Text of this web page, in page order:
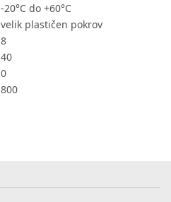
-20°C do +60°C
velik plastičen pokrov
8
40
0
800